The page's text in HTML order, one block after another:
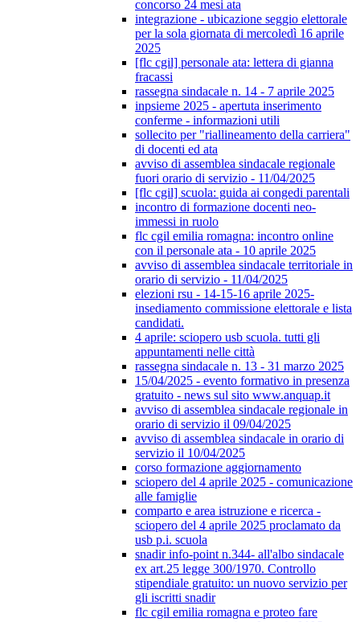
concorso 24 mesi ata
integrazione - ubicazione seggio elettorale
per la sola giornata di mercoledì 16 aprile
2025
[flc cgil] personale ata: lettera di gianna
fracassi
rassegna sindacale n. 14 - 7 aprile 2025
inpsieme 2025 - apertuta inserimento
conferme - informazioni utili
sollecito per "riallineamento della carriera"
di docenti ed ata
avviso di assemblea sindacale regionale
fuori orario di servizio - 11/04/2025
[flc cgil] scuola: guida ai congedi parentali
incontro di formazione docenti neo-
immessi in ruolo
flc cgil emilia romagna: incontro online
con il personale ata - 10 aprile 2025
avviso di assemblea sindacale territoriale in
orario di servizio - 11/04/2025
elezioni rsu - 14-15-16 aprile 2025-
insediamento commissione elettorale e lista
candidati.
4 aprile: sciopero usb scuola. tutti gli
appuntamenti nelle città
rassegna sindacale n. 13 - 31 marzo 2025
15/04/2025 - evento formativo in presenza
gratuito - news sul sito www.anquap.it
avviso di assemblea sindacale regionale in
orario di servizio il 09/04/2025
avviso di assemblea sindacale in orario di
servizio il 10/04/2025
corso formazione aggiornamento
sciopero del 4 aprile 2025 - comunicazione
alle famiglie
comparto e area istruzione e ricerca -
sciopero del 4 aprile 2025 proclamato da
usb p.i. scuola
snadir info-point n.344- all'albo sindacale
ex art.25 legge 300/1970. Controllo
stipendiale gratuito: un nuovo servizio per
gli iscritti snadir
flc cgil emilia romagna e proteo fare